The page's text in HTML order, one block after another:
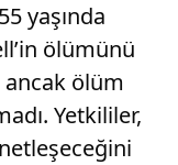
yaşında
ölümünü
ancak ölüm
Yetkililer,